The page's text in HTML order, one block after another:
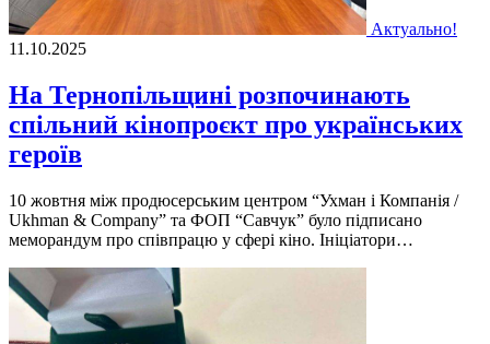
Актуально!
11.10.2025
На Тернопільщині розпочинають
спільний кінопроєкт про українських
героїв
10 жовтня між продюсерським центром “Ухман і Компанія /
Ukhman & Company” та ФОП “Савчук” було підписано
меморандум про співпрацю у сфері кіно. Ініціатори…